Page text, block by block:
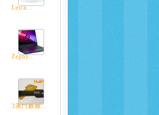
Leica...
Zephy...
3澳門數據...